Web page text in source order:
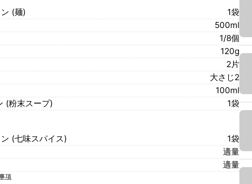
(麺)
1袋
500ml
1/8個
120g
2片
大さじ2
100ml
(粉末スープ)
1袋
(七味スパイス)
1袋
適量
適量
項